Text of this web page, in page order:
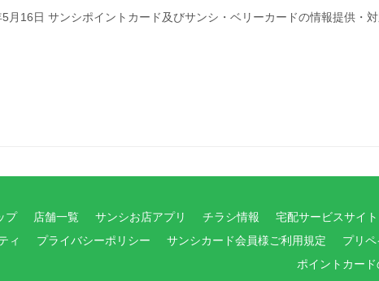
月16日 サンシポイントカード及びサンシ・ベリーカードの情報提供・
プ 店舗一覧 サンシお店アプリ チラシ情報 宅配サービスサイト
ィ
プライバシーポリシー サンシカード会員様ご利用規定 プリ
ポイントカー